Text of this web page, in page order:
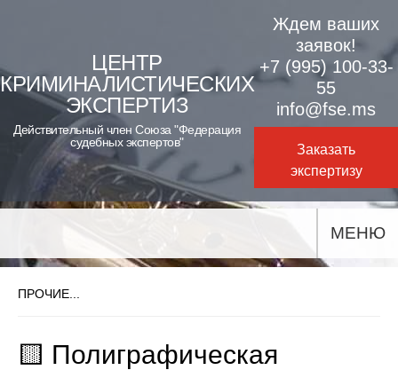
content
ЦЕНТР
КРИМИНАЛИСТИЧЕСКИХ
ЭКСПЕРТИЗ
Действительный член Союза "Федерация
судебных экспертов"
Ждем ваших
заявок!
+7 (995) 100-33-
55
info@fse.ms
Заказать
экспертизу
МЕНЮ
ПРОЧИЕ...
🟨 Полиграфическая